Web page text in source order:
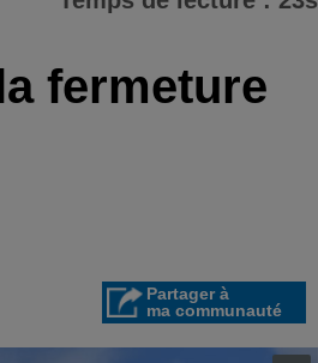
fermeture
Partager à
ma communauté